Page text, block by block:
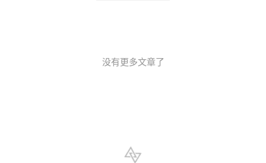
没有更多文章了